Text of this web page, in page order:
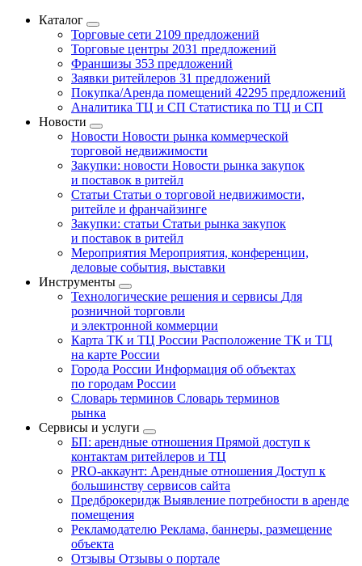
Каталог
Торговые сети 2109 предложений
Торговые центры 2031 предложений
Франшизы 353 предложений
Заявки ритейлеров 31 предложений
Покупка/Аренда помещений 42295 предложений
Аналитика ТЦ и СП Статистика по ТЦ и СП
Новости
Новости Новости рынка коммерческой
торговой недвижимости
Закупки: новости Новости рынка закупок
и поставок в ритейл
Статьи Статьи о торговой недвижимости,
ритейле и франчайзинге
Закупки: статьи Статьи рынка закупок
и поставок в ритейл
Мероприятия Мероприятия, конференции,
деловые события, выставки
Инструменты
Технологические решения и сервисы Для
розничной торговли
и электронной коммерции
Карта ТК и ТЦ России Расположение ТК и ТЦ
на карте России
Города России Информация об объектах
по городам России
Словарь терминов Словарь терминов
рынка
Сервисы и услуги
БП: арендные отношения Прямой доступ к
контактам ритейлеров и ТЦ
PRO-аккаунт: Арендные отношения Доступ к
большинству сервисов сайта
Предброкеридж Выявление потребности в аренде
помещения
Рекламодателю Реклама, баннеры, размещение
объекта
Отзывы Отзывы о портале